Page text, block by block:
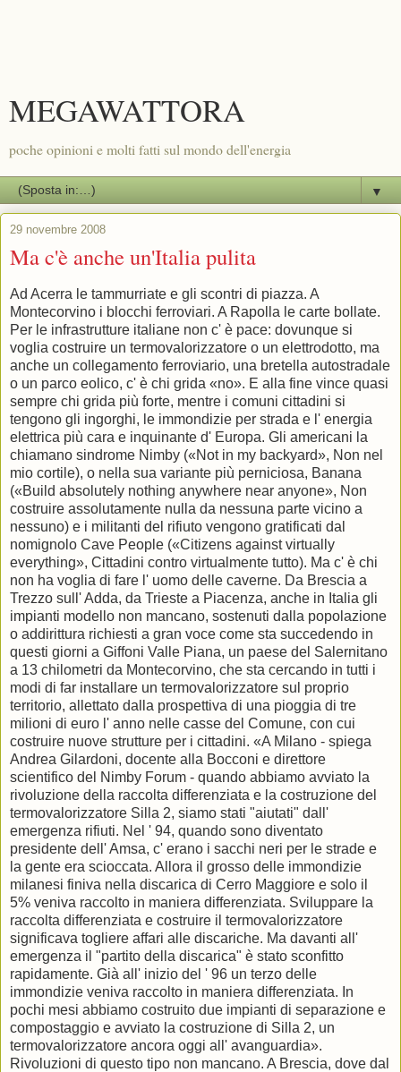
MEGAWATTORA
poche opinioni e molti fatti sul mondo dell'energia
▼
29 novembre 2008
Ma c'è anche un'Italia pulita
Ad Acerra le tammurriate e gli scontri di piazza. A
Montecorvino i blocchi ferroviari. A Rapolla le carte bollate.
Per le infrastrutture italiane non c' è pace: dovunque si
voglia costruire un termovalorizzatore o un elettrodotto, ma
anche un collegamento ferroviario, una bretella autostradale
o un parco eolico, c' è chi grida «no». E alla fine vince quasi
sempre chi grida più forte, mentre i comuni cittadini si
tengono gli ingorghi, le immondizie per strada e l' energia
elettrica più cara e inquinante d' Europa. Gli americani la
chiamano sindrome Nimby («Not in my backyard», Non nel
mio cortile), o nella sua variante più perniciosa, Banana
(«Build absolutely nothing anywhere near anyone», Non
costruire assolutamente nulla da nessuna parte vicino a
nessuno) e i militanti del rifiuto vengono gratificati dal
nomignolo Cave People («Citizens against virtually
everything», Cittadini contro virtualmente tutto). Ma c' è chi
non ha voglia di fare l' uomo delle caverne. Da Brescia a
Trezzo sull' Adda, da Trieste a Piacenza, anche in Italia gli
impianti modello non mancano, sostenuti dalla popolazione
o addirittura richiesti a gran voce come sta succedendo in
questi giorni a Giffoni Valle Piana, un paese del Salernitano
a 13 chilometri da Montecorvino, che sta cercando in tutti i
modi di far installare un termovalorizzatore sul proprio
territorio, allettato dalla prospettiva di una pioggia di tre
milioni di euro l' anno nelle casse del Comune, con cui
costruire nuove strutture per i cittadini. «A Milano - spiega
Andrea Gilardoni, docente alla Bocconi e direttore
scientifico del Nimby Forum - quando abbiamo avviato la
rivoluzione della raccolta differenziata e la costruzione del
termovalorizzatore Silla 2, siamo stati "aiutati" dall'
emergenza rifiuti. Nel ' 94, quando sono diventato
presidente dell' Amsa, c' erano i sacchi neri per le strade e
la gente era scioccata. Allora il grosso delle immondizie
milanesi finiva nella discarica di Cerro Maggiore e solo il
5% veniva raccolto in maniera differenziata. Sviluppare la
raccolta differenziata e costruire il termovalorizzatore
significava togliere affari alle discariche. Ma davanti all'
emergenza il "partito della discarica" è stato sconfitto
rapidamente. Già all' inizio del ' 96 un terzo delle
immondizie veniva raccolto in maniera differenziata. In
pochi mesi abbiamo costruito due impianti di separazione e
compostaggio e avviato la costruzione di Silla 2, un
termovalorizzatore ancora oggi all' avanguardia».
Rivoluzioni di questo tipo non mancano. A Brescia, dove dal